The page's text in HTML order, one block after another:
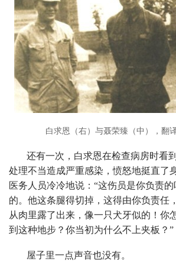
白求恩（右）与聂荣臻（中），翻
还有一次，白求恩在检查病房时看
处理不当造成严重感染，愤怒地挺直了
医务人员冷冷地说：“这伤员是你负责
的。他这条腿得切掉，这得由你负责任
从肉里露了出来，像一只犬牙似的！你
到这种地步？你当初为什么不上夹板？”
屋子里一点声音也没有。